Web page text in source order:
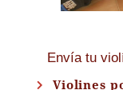
Envía tu
Violines